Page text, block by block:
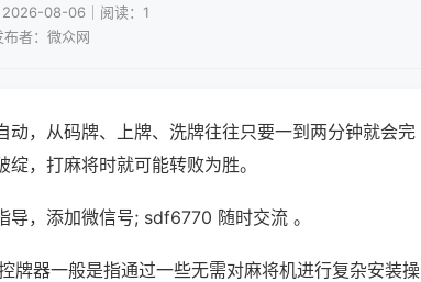
2026-08-06｜阅读：1
布者：微众网
，从码牌、上牌、洗牌往往只要一到两分钟就会完
，打麻将时就可能转败为胜。
，添加微信号; sdf6770 随时交流 。
牌器一般是指通过一些无需对麻将机进行复杂安装操